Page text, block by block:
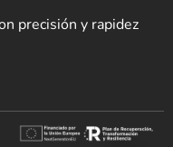
precisión y rapidez